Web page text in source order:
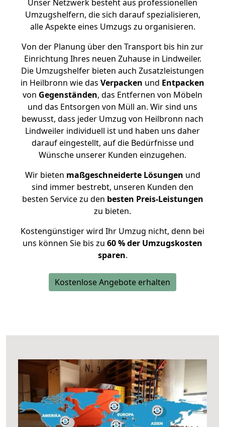
Unser Netzwerk besteht aus professionellen
Umzugshelfern, die sich darauf spezialisieren,
alle Aspekte eines Umzugs zu organisieren.
Von der Planung über den Transport bis hin zur
Einrichtung Ihres neuen Zuhause in Lindweiler.
Die Umzugshelfer bieten auch Zusatzleistungen
in Heilbronn wie das Verpacken und Entpacken
von Gegenständen, das Entfernen von Möbeln
und das Entsorgen von Müll an. Wir sind uns
bewusst, dass jeder Umzug von Heilbronn nach
Lindweiler individuell ist und haben uns daher
darauf eingestellt, auf die Bedürfnisse und
Wünsche unserer Kunden einzugehen.
Wir bieten maßgeschneiderte Lösungen und
sind immer bestrebt, unseren Kunden den
besten Service zu den besten Preis-Leistungen
zu bieten.
Kostengünstiger wird Ihr Umzug nicht, denn bei
uns können Sie bis zu 60 % der Umzugskosten
sparen.
Kostenlose Angebote erhalten